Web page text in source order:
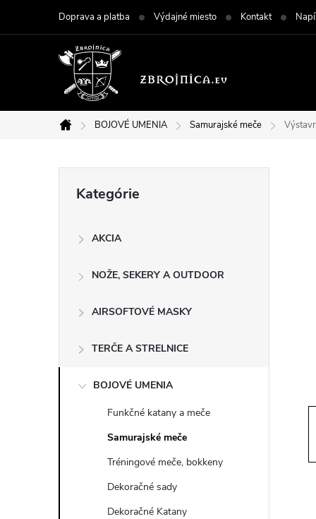
Doprava a platba Výdajné miesto Kontakt
Domov
BOJOVÉ UMENIA Samurajské meče
p
kategórie
Kategórie
AKCIA
NOŽE, SEKERY A OUTDOOR
AIRSOFTOVÉ MASKY
TERČE A STRELNICE
BOJOVÉ UMENIA
Funkčné katany a meče
Samurajské meče
Tréningové meče, bokkeny
Dekoračné sady
Dekoračné Katany